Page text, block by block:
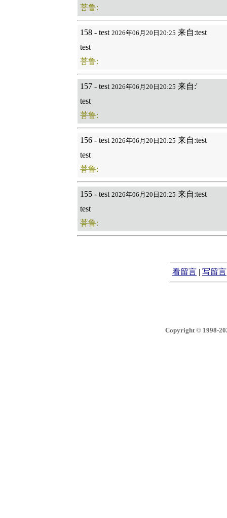
菩鲁:
158 - test 2026年06月20日20:25 来自:test
test
菩鲁:
157 - test 2026年06月20日20:25 来自:'
test
菩鲁:
156 - test 2026年06月20日20:25 来自:test
test
菩鲁:
155 - test 2026年06月20日20:25 来自:test
test
菩鲁:
看留言 | 写留言
Copyright © 1998-